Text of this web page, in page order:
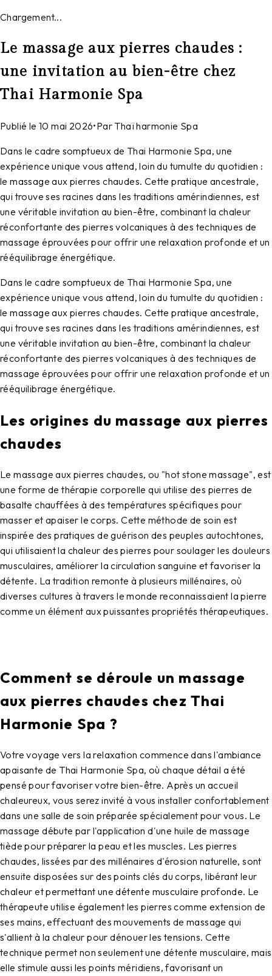
Chargement...
Le massage aux pierres chaudes :
une invitation au bien-être chez
Thai Harmonie Spa
Publié le 10 mai 2026•Par Thaï harmonie Spa
Dans le cadre somptueux de Thai Harmonie Spa, une
expérience unique vous attend, loin du tumulte du quotidien :
le massage aux pierres chaudes. Cette pratique ancestrale,
qui trouve ses racines dans les traditions amérindiennes, est
une véritable invitation au bien-être, combinant la chaleur
réconfortante des pierres volcaniques à des techniques de
massage éprouvées pour offrir une relaxation profonde et un
rééquilibrage énergétique.
Dans le cadre somptueux de Thai Harmonie Spa, une
expérience unique vous attend, loin du tumulte du quotidien :
le massage aux pierres chaudes. Cette pratique ancestrale,
qui trouve ses racines dans les traditions amérindiennes, est
une véritable invitation au bien-être, combinant la chaleur
réconfortante des pierres volcaniques à des techniques de
massage éprouvées pour offrir une relaxation profonde et un
rééquilibrage énergétique.
Les origines du massage aux pierres
chaudes
Le massage aux pierres chaudes, ou "hot stone massage", est
une forme de thérapie corporelle qui utilise des pierres de
basalte chauffées à des températures spécifiques pour
masser et apaiser le corps. Cette méthode de soin est
inspirée des pratiques de guérison des peuples autochtones,
qui utilisaient la chaleur des pierres pour soulager les douleurs
musculaires, améliorer la circulation sanguine et favoriser la
détente. La tradition remonte à plusieurs millénaires, où
diverses cultures à travers le monde reconnaissaient la pierre
comme un élément aux puissantes propriétés thérapeutiques.
Comment se déroule un massage
aux pierres chaudes chez Thai
Harmonie Spa ?
Votre voyage vers la relaxation commence dans l'ambiance
apaisante de Thai Harmonie Spa, où chaque détail a été
pensé pour favoriser votre bien-être. Après un accueil
chaleureux, vous serez invité à vous installer confortablement
dans une salle de soin préparée spécialement pour vous. Le
massage débute par l'application d'une huile de massage
tiède pour préparer la peau et les muscles. Les pierres
chaudes, lissées par des millénaires d'érosion naturelle, sont
ensuite disposées sur des points clés du corps, libérant leur
chaleur et permettant une détente musculaire profonde. Le
thérapeute utilise également les pierres comme extension de
ses mains, effectuant des mouvements de massage qui
s'allient à la chaleur pour dénouer les tensions. Cette
technique permet non seulement une détente musculaire, mais
elle stimule aussi les points méridiens, favorisant un